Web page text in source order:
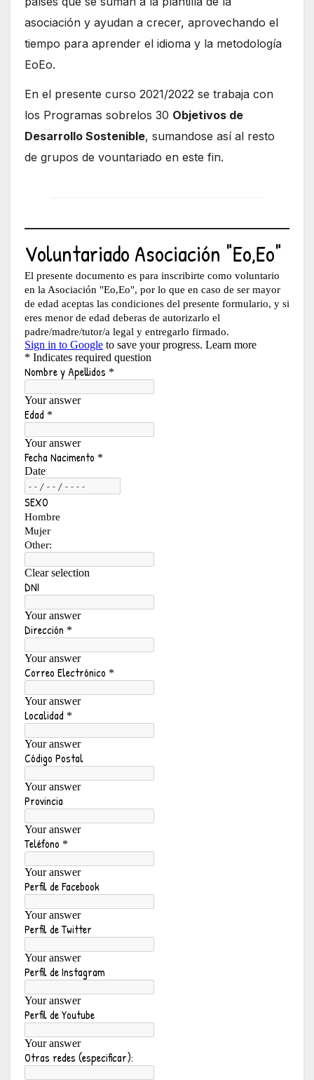
asociación y ayudan a crecer, aprovechando el
tiempo para aprender el idioma y la metodología
EoEo.
En el presente curso 2021/2022 se trabaja con
los Programas sobrelos 30 Objetivos de
Desarrollo Sostenible, sumandose así al resto
de grupos de vountariado en este fin.